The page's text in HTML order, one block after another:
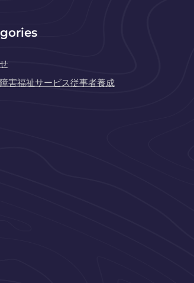
害福祉サービス従事者養成